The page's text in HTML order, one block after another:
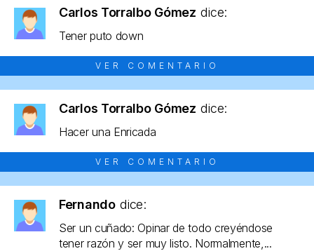
Carlos Torralbo Gómez dice:
Tener puto down
VER COMENTARIO
Carlos Torralbo Gómez dice:
Hacer una Enricada
VER COMENTARIO
Fernando dice:
Ser un cuñado: Opinar de todo creyéndose
tener razón y ser muy listo. Normalmente,...